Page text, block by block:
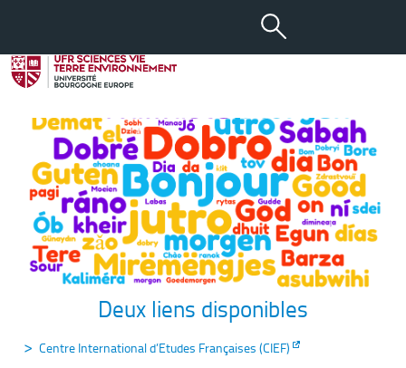
Se former en langues
Deux liens disponibles
Centre International d’Etudes Françaises (CIEF)